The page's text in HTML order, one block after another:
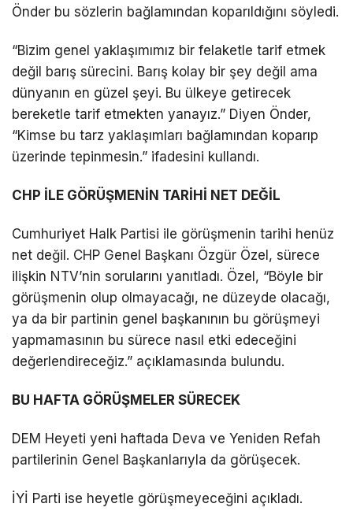
Önder bu sözlerin bağlamından koparıldığını söyledi.
“Bizim genel yaklaşımımız bir felaketle tarif etmek
değil barış sürecini. Barış kolay bir şey değil ama
dünyanın en güzel şeyi. Bu ülkeye getirecek
bereketle tarif etmekten yanayız.” Diyen Önder,
“Kimse bu tarz yaklaşımları bağlamından koparıp
üzerinde tepinmesin.” ifadesini kullandı.
CHP İLE GÖRÜŞMENİN TARİHİ NET DEĞİL
Cumhuriyet Halk Partisi ile görüşmenin tarihi henüz
net değil. CHP Genel Başkanı Özgür Özel, sürece
ilişkin NTV’nin sorularını yanıtladı. Özel, “Böyle bir
görüşmenin olup olmayacağı, ne düzeyde olacağı,
ya da bir partinin genel başkanının bu görüşmeyi
yapmamasının bu sürece nasıl etki edeceğini
değerlendireceğiz.” açıklamasında bulundu.
BU HAFTA GÖRÜŞMELER SÜRECEK
DEM Heyeti yeni haftada Deva ve Yeniden Refah
partilerinin Genel Başkanlarıyla da görüşecek.
İYİ Parti ise heyetle görüşmeyeceğini açıkladı.